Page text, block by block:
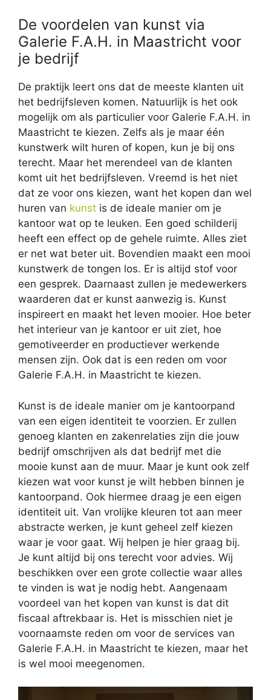
De voordelen van kunst via
Galerie F.A.H. in Maastricht voor
je bedrijf
De praktijk leert ons dat de meeste klanten uit
het bedrijfsleven komen. Natuurlijk is het ook
mogelijk om als particulier voor Galerie F.A.H. in
Maastricht te kiezen. Zelfs als je maar één
kunstwerk wilt huren of kopen, kun je bij ons
terecht. Maar het merendeel van de klanten
komt uit het bedrijfsleven. Vreemd is het niet
dat ze voor ons kiezen, want het kopen dan wel
huren van kunst is de ideale manier om je
kantoor wat op te leuken. Een goed schilderij
heeft een effect op de gehele ruimte. Alles ziet
er net wat beter uit. Bovendien maakt een mooi
kunstwerk de tongen los. Er is altijd stof voor
een gesprek. Daarnaast zullen je medewerkers
waarderen dat er kunst aanwezig is. Kunst
inspireert en maakt het leven mooier. Hoe beter
het interieur van je kantoor er uit ziet, hoe
gemotiveerder en productiever werkende
mensen zijn. Ook dat is een reden om voor
Galerie F.A.H. in Maastricht te kiezen.
Kunst is de ideale manier om je kantoorpand
van een eigen identiteit te voorzien. Er zullen
genoeg klanten en zakenrelaties zijn die jouw
bedrijf omschrijven als dat bedrijf met die
mooie kunst aan de muur. Maar je kunt ook zelf
kiezen wat voor kunst je wilt hebben binnen je
kantoorpand. Ook hiermee draag je een eigen
identiteit uit. Van vrolijke kleuren tot aan meer
abstracte werken, je kunt geheel zelf kiezen
waar je voor gaat. Wij helpen je hier graag bij.
Je kunt altijd bij ons terecht voor advies. Wij
beschikken over een grote collectie waar alles
te vinden is wat je nodig hebt. Aangenaam
voordeel van het kopen van kunst is dat dit
fiscaal aftrekbaar is. Het is misschien niet je
voornaamste reden om voor de services van
Galerie F.A.H. in Maastricht te kiezen, maar het
is wel mooi meegenomen.